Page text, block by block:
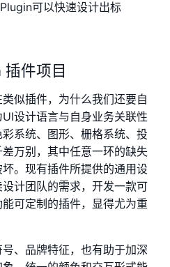
件项目
似插件，为什么我们还要自
设计语言与自身业务关联性
系统、图形、栅格系统、投
万别，其中任意一环的缺失
。现有插件所提供的通用设
计团队的需求，开发一款可
可定制的插件，显得尤为重
、品牌特征，也有助于加深